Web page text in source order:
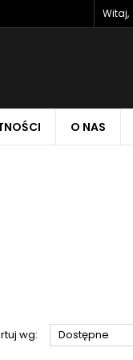
Witaj,
O NAS
wg: Dostępne